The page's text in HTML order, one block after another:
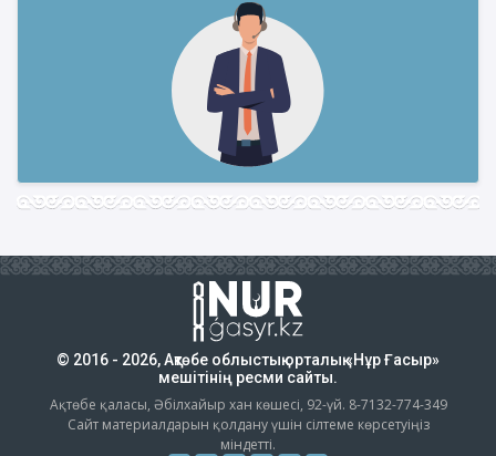
© 2016 - 2026, Ақтөбе облыстық орталық «Нұр Ғасыр»
мешітінің ресми сайты.
Ақтөбе қаласы, Әбілхайыр хан көшесі, 92-үй. 8-7132-774-349
Сайт материалдарын қолдану үшін сілтеме көрсетуіңіз
міндетті.